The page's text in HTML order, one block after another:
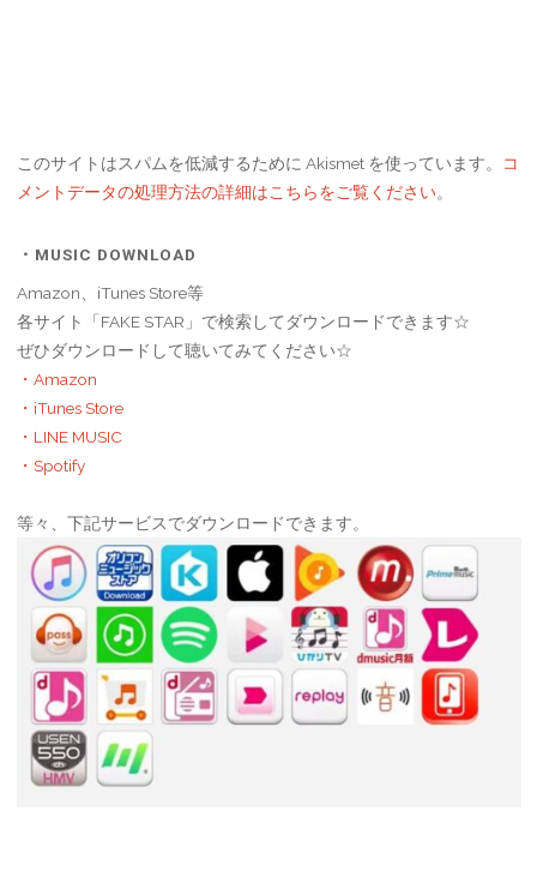
このサイトはスパムを低減するために Akismet を使っています。
コ
メントデータの処理方法の詳細はこちらをご覧ください。
・MUSIC DOWNLOAD
Amazon、iTunes Store等
各サイト「FAKE STAR」で検索してダウンロードできます☆
ぜひダウンロードして聴いてみてください☆
・Amazon
・iTunes Store
・LINE MUSIC
・Spotify
等々、下記サービスでダウンロードできます。